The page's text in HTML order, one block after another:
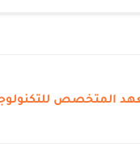
المتخصص